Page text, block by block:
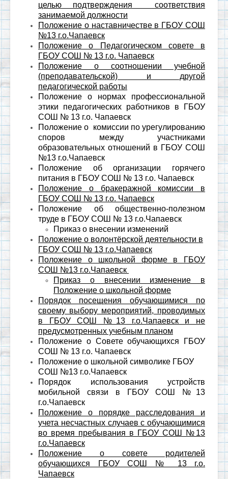
целью подтверждения соответствия
занимаемой должности
Положение о наставничестве в ГБОУ СОШ
№13 г.о.Чапаевск
Положение о Педагогическом совете в
ГБОУ СОШ № 13 г.о. Чапаевск
Положение о соотношении учебной
(преподавательской) и другой
педагогической работы
Положение о нормах профессиональной
этики педагогических работников в ГБОУ
СОШ № 13 г.о. Чапаевск
Положение о комиссии по урегулированию
споров между участниками
образовательных отношений в ГБОУ СОШ
№13 г.о.Чапаевск
Положение об организации горячего
питания в ГБОУ СОШ № 13 г.о. Чапаевск
Положение о бракеражной комиссии в
ГБОУ СОШ № 13 г.о. Чапаевск
Положение об общественно-полезном
труде в ГБОУ СОШ № 13 г.о.Чапаевск
Приказ о внесении изменений
Положение о волонтёрской деятельности в
ГБОУ СОШ № 13 г.о.Чапаевск
Положение о школьной форме в ГБОУ
СОШ №13 г.о.Чапаевск
Приказ о внесении изменение в
Положение о школьной форме
Порядок посещения обучающимися по
своему выбору мероприятий, проводимых
в ГБОУ СОШ №13 г.о.Чапаевск и не
предусмотренных учебным планом
Положение о Совете обучающихся ГБОУ
СОШ № 13 г.о. Чапаевск
Положение о школьной символике ГБОУ
СОШ №13 г.о.Чапаевск
Порядок использования устройств
мобильной связи в ГБОУ СОШ №13
г.о.Чапаевск
Положение о порядке расследования и
учета несчастных случаев с обучающимися
во время пребывания в ГБОУ СОШ №13
г.о.Чапаевск
Положение о совете родителей
обучающихся ГБОУ СОШ № 13 г.о.
Чапаевск